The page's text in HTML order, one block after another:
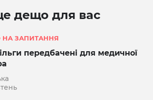
дещо для вас
НА ЗАПИТАННЯ
передбачені для медичної